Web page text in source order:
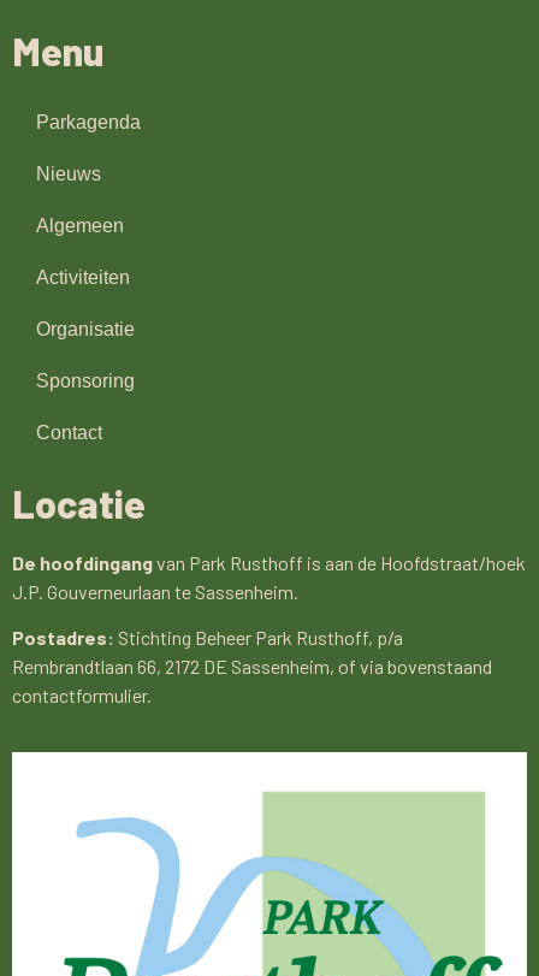
Menu
Parkagenda
Nieuws
Algemeen
Activiteiten
Organisatie
Sponsoring
Contact
Locatie
De hoofdingangvan Park Rusthoff is aan de Hoofdstraat/hoek
J.P. Gouverneurlaan te Sassenheim.
Postadres: Stichting Beheer Park Rusthoff, p/a
Rembrandtlaan 66, 2172 DE Sassenheim, of via bovenstaand
contactformulier.